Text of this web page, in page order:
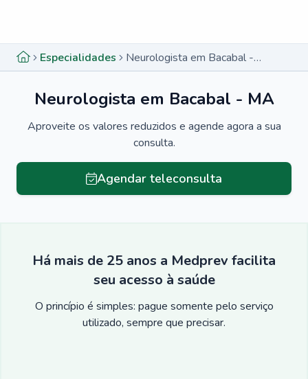
Especialidades Neurologista em Bacabal - MA
Neurologista em Bacabal - MA
Aproveite os valores reduzidos e agende agora a sua
consulta.
Agendar teleconsulta
Há mais de 25 anos a Medprev facilita
seu acesso à saúde
O princípio é simples: pague somente pelo serviço
utilizado, sempre que precisar.